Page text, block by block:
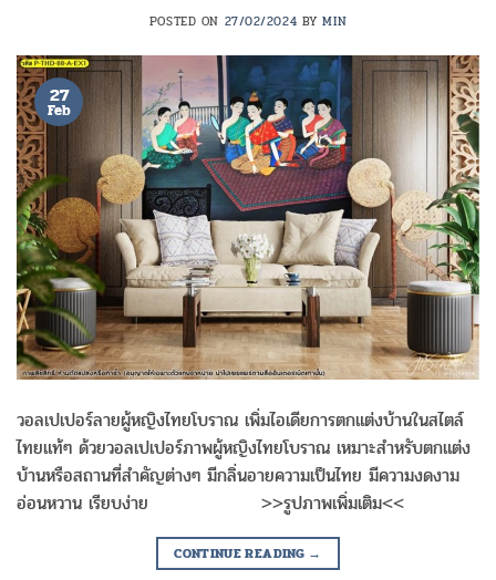
POSTED ON 27/02/2024 BYMIN
27
Feb
วอลเปเปอร์ลายผู้หญิงไทยโบราณ เพิ่มไอเดียการตกแต่งบ้านในสไตล์
ไทยแท้ๆ ด้วยวอลเปเปอร์ภาพผู้หญิงไทยโบราณ เหมาะสำหรับตกแต่ง
บ้านหรือสถานที่สำคัญต่างๆ มีกลิ่นอายความเป็นไทย มีความงดงาม
อ่อนหวาน เรียบง่าย >>รูปภาพเพิ่มเติม<<
CONTINUE READING →